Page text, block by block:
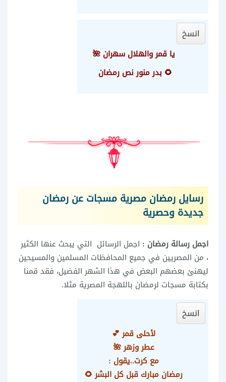
انسخ
يا قمر والهلال سهران 🌺
🌻 بدر منور نص رمضان
رسايل رمضان مصرية مسجات عن رمضان
جديدة وحصرية
اجمل رسالة رمضان : اجمل الرسائل التي يبحث عنها الكثير
، من المصريين في جميع المحافظات المسلمين والمسيحين
ليهنئ بعضهم البعض في هذا الشهر الفضيل، فقد قمنا
بكتابة مسجات لرمضان باللهجة المصرية مثلا.
انسخ
لأحلى قمر 💕
عطر وزهر 🌺
مع كرت..يقول :
رمضان مبارك قبل كل البشر 🌻